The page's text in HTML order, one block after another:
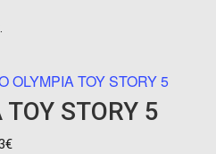
OLYMPIA TOY STORY 5
STORY 5